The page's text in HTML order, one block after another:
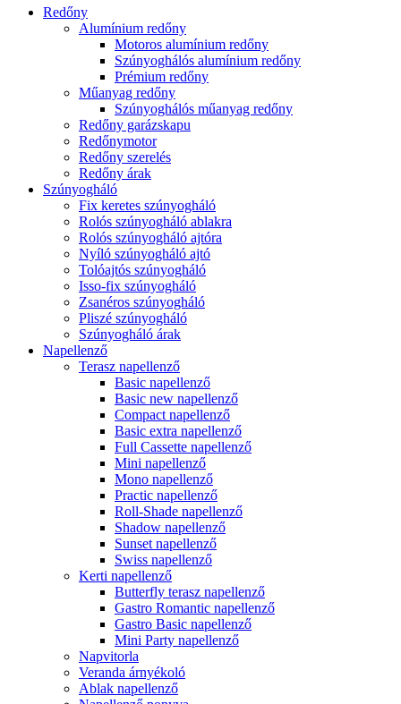
Redőny
Alumínium redőny
Motoros alumínium redőny
Szúnyoghálós alumínium redőny
Prémium redőny
Műanyag redőny
Szúnyoghálós műanyag redőny
Redőny garázskapu
Redőnymotor
Redőny szerelés
Redőny árak
Szúnyogháló
Fix keretes szúnyogháló
Rolós szúnyogháló ablakra
Rolós szúnyogháló ajtóra
Nyíló szúnyogháló ajtó
Tolóajtós szúnyogháló
Isso-fix szúnyogháló
Zsanéros szúnyogháló
Pliszé szúnyogháló
Szúnyogháló árak
Napellenző
Terasz napellenző
Basic napellenző
Basic new napellenző
Compact napellenző
Basic extra napellenző
Full Cassette napellenző
Mini napellenző
Mono napellenző
Practic napellenző
Roll-Shade napellenző
Shadow napellenző
Sunset napellenző
Swiss napellenző
Kerti napellenző
Butterfly terasz napellenző
Gastro Romantic napellenző
Gastro Basic napellenző
Mini Party napellenző
Napvitorla
Veranda árnyékoló
Ablak napellenző